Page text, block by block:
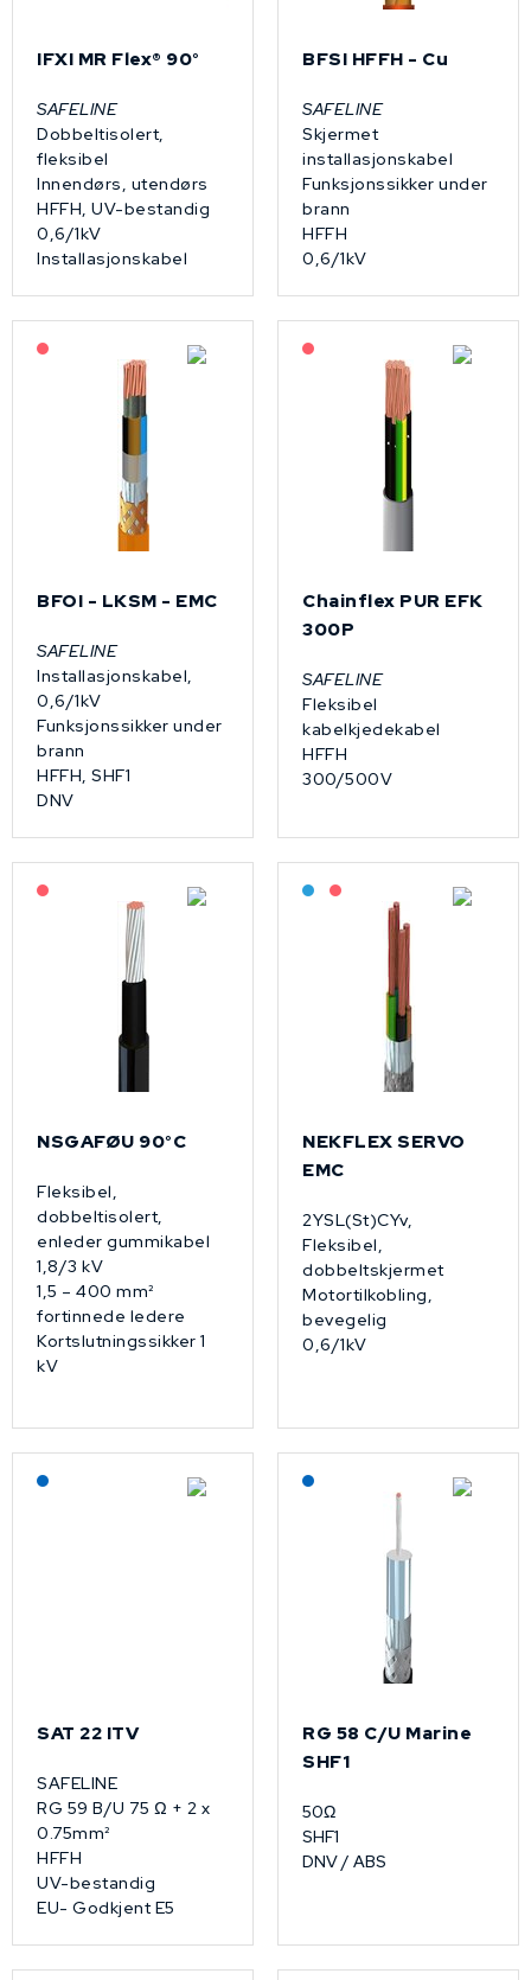
IFXI MR Flex® 90°
SAFELINE
Dobbeltisolert,
fleksibel
Innendørs, utendørs
HFFH, UV-bestandig
0,6/1kV
Installasjonskabel
BFSI HFFH - Cu
SAFELINE
Skjermet
installasjonskabel
Funksjonssikker under
brann
HFFH
0,6/1kV
BFOI - LKSM - EMC
SAFELINE
Installasjonskabel,
0,6/1kV
Funksjonssikker under
brann
HFFH, SHF1
DNV
Chainflex PUR EFK
300P
SAFELINE
Fleksibel
kabelkjedekabel
HFFH
300/500V
NSGAFØU 90°C
Fleksibel,
dobbeltisolert,
enleder gummikabel
1,8/3 kV
1,5 – 400 mm²
fortinnede ledere
Kortslutningssikker 1
kV
Bestilling: 2-3 uker
På forespørsel
NEKFLEX SERVO
EMC
2YSL(St)CYv,
Fleksibel,
dobbeltskjermet
Motortilkobling,
bevegelig
0,6/1kV
Lagerført: NEK Kabel
SAT 22 ITV
SAFELINE
RG 59 B/U 75 Ω + 2 x
0.75mm²
HFFH
UV-bestandig
EU- Godkjent E5
Lagerført: NEK Kabel
RG 58 C/U Marine
SHF1
50Ω
SHF1
DNV / ABS